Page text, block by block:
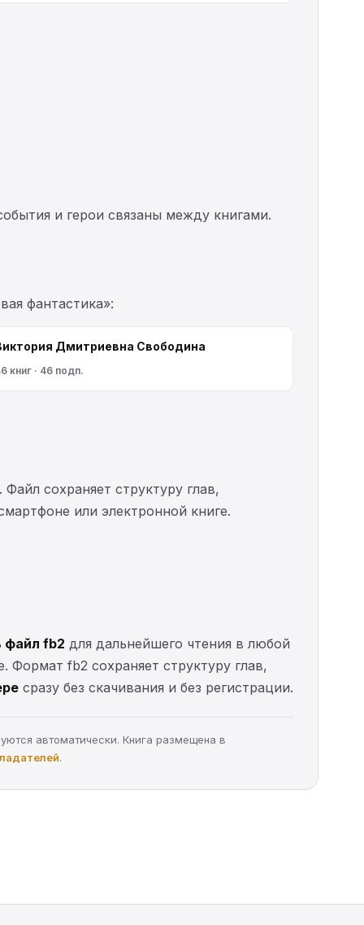
и герои связаны между книгами.
фантастика»:
Дмитриевна Свободина
книг · 46 подп.
сохраняет структуру глав,
или электронной книге.
файл fb2 для дальнейшего чтения в любой
Формат fb2 сохраняет структуру глав,
сразу без скачивания и без регистрации.
автоматически. Книга размещена в
.